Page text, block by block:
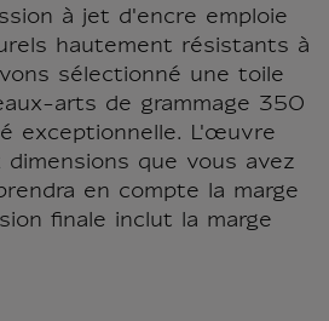
à jet d'encre emploie
hautement résistants à
sélectionné une toile
arts de grammage 350
exceptionnelle. L'œuvre
dimensions que vous avez
en compte la marge
finale inclut la marge